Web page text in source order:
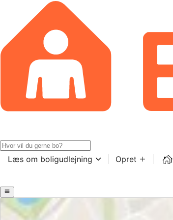
Læs om boligudlejning Opret